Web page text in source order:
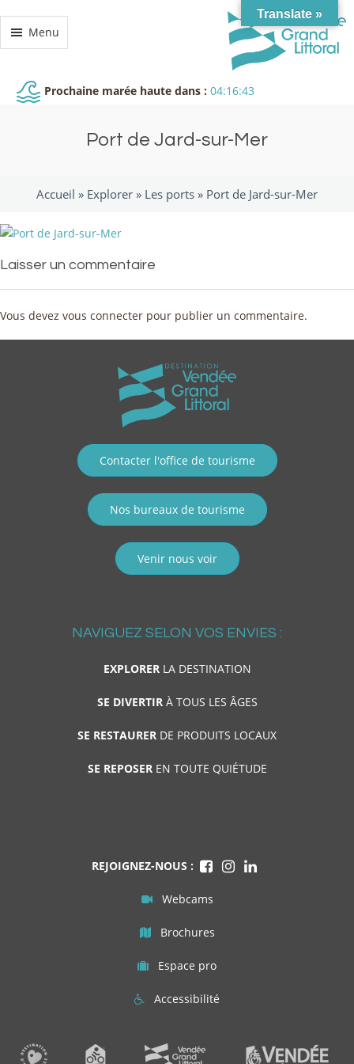
Menu
Prochaine marée haute dans : 04:16:43
Port de Jard-sur-Mer
Accueil » Explorer » Les ports » Port de Jard-sur-Mer
Laisser un commentaire
Vous devez vous connecter pour publier un commentaire.
Contacter l'office de tourisme
Nos bureaux de tourisme
Venir nous voir
NAVIGUEZ SELON VOS ENVIES :
EXPLORERLA DESTINATION
SE DIVERTIRÀ TOUS LES ÂGES
SE RESTAURER DE PRODUITS LOCAUX
SE REPOSEREN TOUTE QUIÉTUDE
REJOIGNEZ-NOUS :
Webcams
Brochures
Espace pro
Accessibilité
Translate »